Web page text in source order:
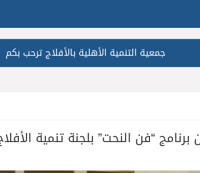
جمعية التنمية الأهلية بالأفلاج ترحب بكم